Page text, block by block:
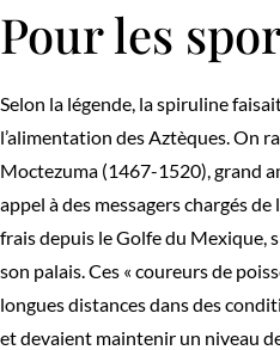
Pour les
Selon la légende, la spiruline
l’alimentation des Aztèques. On
Moctezuma (1467-1520), grand
appel à des messagers chargés
frais depuis le Golfe du Mexique,
son palais. Ces « coureurs de
longues distances dans des
et devaient maintenir un niveau